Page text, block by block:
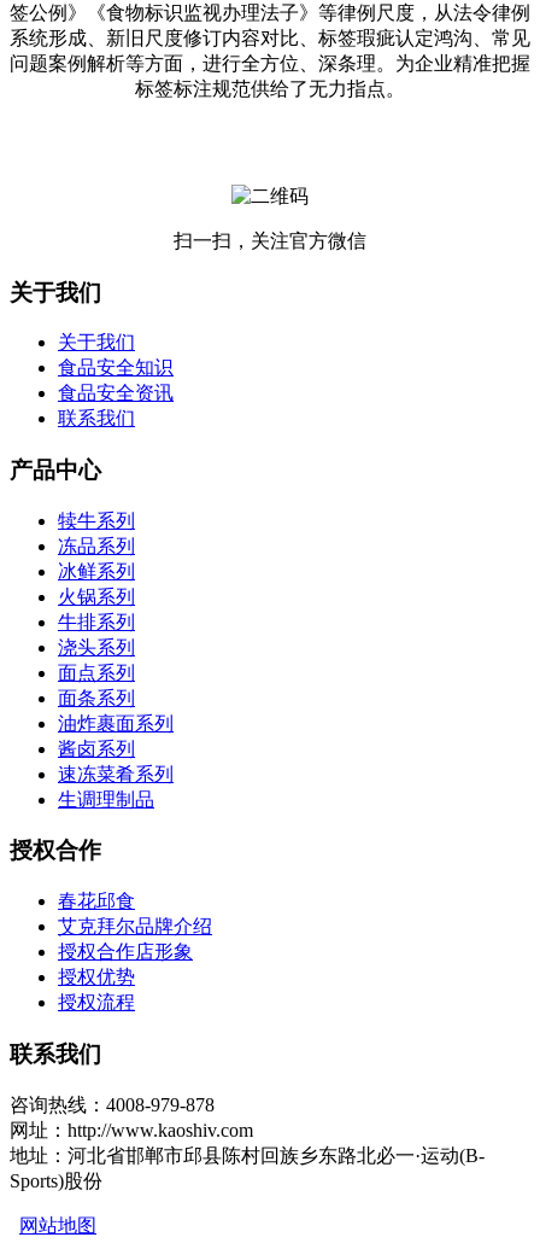
签公例》《食物标识监视办理法子》等律例尺度，从法令律例
系统形成、新旧尺度修订内容对比、标签瑕疵认定鸿沟、常见
问题案例解析等方面，进行全方位、深条理。为企业精准把握
标签标注规范供给了无力指点。
扫一扫，关注官方微信
关于我们
关于我们
食品安全知识
食品安全资讯
联系我们
产品中心
犊牛系列
冻品系列
冰鲜系列
火锅系列
牛排系列
浇头系列
面点系列
面条系列
油炸裹面系列
酱卤系列
速冻菜肴系列
生调理制品
授权合作
春花邱食
艾克拜尔品牌介绍
授权合作店形象
授权优势
授权流程
联系我们
咨询热线：4008-979-878
网址：http://www.kaoshiv.com
地址：河北省邯郸市邱县陈村回族乡东路北必一·运动(B-
Sports)股份
网站地图